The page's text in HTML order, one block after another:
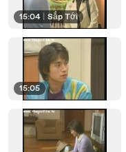
15:04 Sắp Tới
15:05